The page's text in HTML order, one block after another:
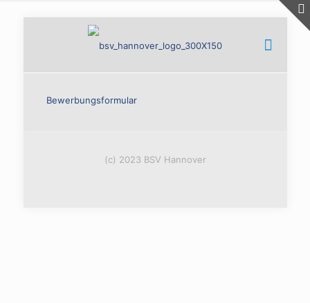
Bewerbungsformular
(c) 2023 BSV Hannover